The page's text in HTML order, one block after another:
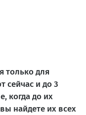
только для
и до 3
когда до их
найдете их всех